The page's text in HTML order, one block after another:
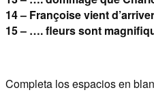
14 – Françoise vient
15 – …. fleurs sont
Completa los espacios en